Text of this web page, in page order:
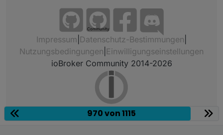
Community
Impressum Datenschutz-Bestimmungen
Nutzungsbedingungen Einwilligungseinstellungen
ioBroker Community 2014-2026
970 von 1115